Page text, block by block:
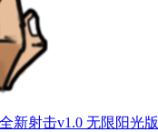
新射击v1.0 无限阳光版